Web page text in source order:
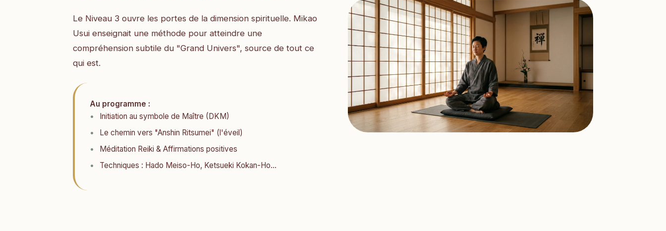
Le Niveau 3 ouvre les portes de la dimension spirituelle. Mikao
Usui enseignait une méthode pour atteindre une
compréhension subtile du "Grand Univers", source de tout ce
qui est.
Au programme :
Initiation au symbole de Maître (DKM)
Le chemin vers "Anshin Ritsumei" (l'éveil)
Méditation Reiki & Affirmations positives
Techniques : Hado Meiso-Ho, Ketsueki Kokan-Ho...